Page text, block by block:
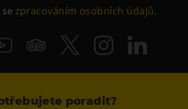
sezpracováním osobních údajů.
poradit?